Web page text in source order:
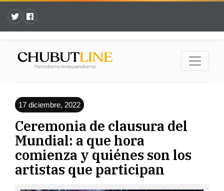
17 diciembre, 2022
Ceremonia de clausura del
Mundial: a que hora
comienza y quiénes son los
artistas que participan